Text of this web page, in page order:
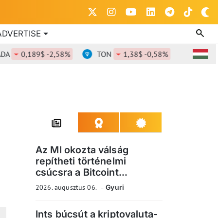
0,189$ -2,58% TON 1,38$ -0,58% DOT
Az MI okozta válság
repítheti történelmi
csúcsra a Bitcoint...
2026. augusztus 06. Gyuri
Ints búcsút a kriptovaluta-